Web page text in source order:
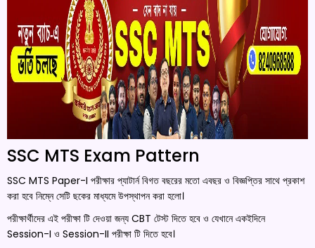
SSC MTS Exam Pattern
SSC MTS Paper-I পরীক্ষার প্যাটার্ন বিগত বছরের মতো এবছর ও বিজ্ঞপ্তির সাথে প্রকাশ
করা হবে নিম্নে সেটি ছকের মাধ্যমে উপস্থাপন করা হলো।
পরীক্ষার্থীদের এই পরীক্ষা টি দেওয়া জন্য CBT টেস্ট দিতে হবে ও যেখানে একইদিনে
Session-I ও Session-II পরীক্ষা টি দিতে হবে।